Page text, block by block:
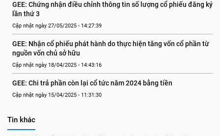
GEE: Chứng nhận điều chỉnh thông tin số lượng cổ phiếu đăng ký
lần thứ 3
Cập nhật ngày 27/05/2025 - 14:27:39
GEE: Nhận cổ phiếu phát hành do thực hiện tăng vốn cổ phần từ
nguồn vốn chủ sở hữu
Cập nhật ngày 18/04/2025 - 14:43:16
GEE: Chi trả phần còn lại cổ tức năm 2024 bằng tiền
Cập nhật ngày 15/04/2025 - 11:31:30
Tin khác